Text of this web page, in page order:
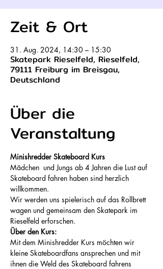
Zeit & Ort
31. Aug. 2024, 14:30 – 15:30
Skatepark Rieselfeld, Rieselfeld,
79111 Freiburg im Breisgau,
Deutschland
Über die
Veranstaltung
Minishredder Skateboard Kurs
Mädchen  und Jungs ab 4 Jahren die Lust auf
Skateboard fahren haben sind herzlich
willkommen.
Wir werden uns spielerisch auf das Rollbrett
wagen und gemeinsam den Skatepark im
Rieselfeld erforschen.
Über den Kurs:
Mit dem Minishredder Kurs möchten wir
kleine Skateboardfans ansprechen und mit
ihnen die Weld des Skateboard fahrens